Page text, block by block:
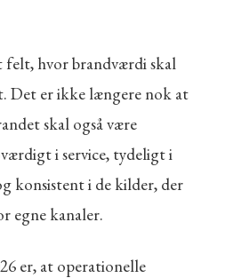
hvor brandværdi skal
Det er ikke længere nok at
skal også være
i service, tydeligt i
konsistent i de kilder, der
egne kanaler.
er, at operationelle